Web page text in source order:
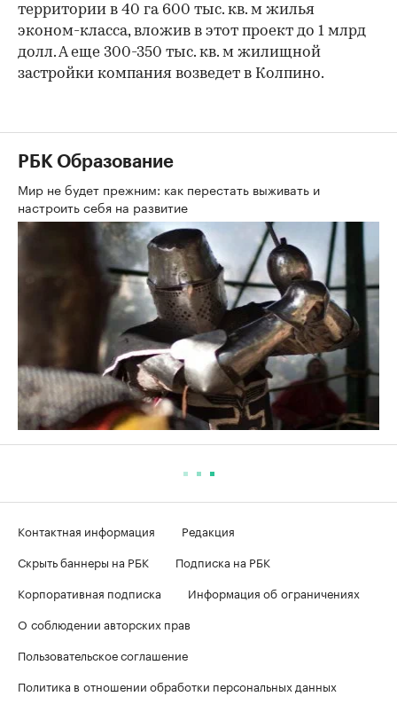
территории в 40 га 600 тыс. кв. м жилья
эконом-класса, вложив в этот проект до 1 млрд
долл. А еще 300-350 тыс. кв. м жилищной
застройки компания возведет в Колпино.
РБК Образование
Мир не будет прежним: как перестать выживать и
настроить себя на развитие
Контактная информация
Редакция
Скрыть баннеры на РБК
Подписка на РБК
Корпоративная подписка
Информация об ограничениях
О соблюдении авторских прав
Пользовательское соглашение
Политика в отношении обработки персональных данных